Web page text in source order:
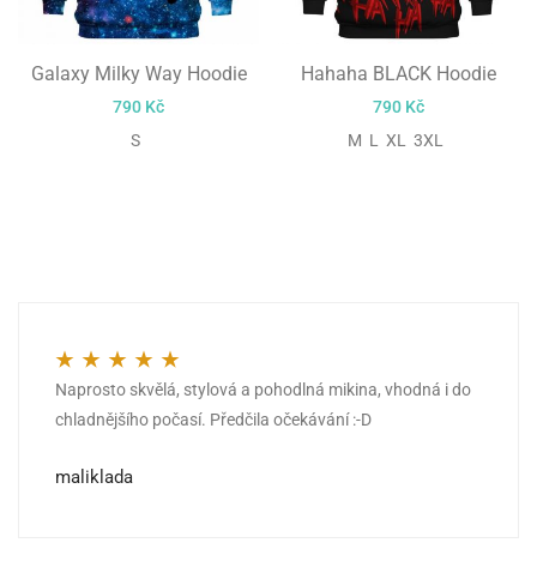
Galaxy Milky Way Hoodie
790 Kč
S
Hahaha BLACK Hoodie
790 Kč
M L XL 3XL
Hodnocení 5z 5
Naprosto skvělá, stylová a pohodlná mikina, vhodná i do
chladnějšího počasí. Předčila očekávání :-D
maliklada